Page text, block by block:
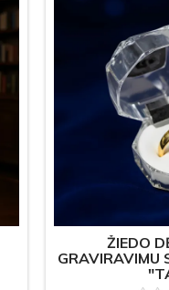
ŽIEDO
GRAVIRAVIMU